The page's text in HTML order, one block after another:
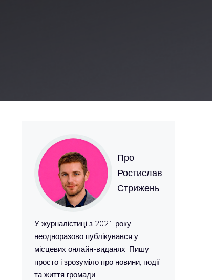
Про
Ростислав
Стрижень
У журналістиці з 2021 року,
неодноразово публікувався у
місцевих онлайн-виданях. Пишу
просто і зрозуміло про новини, події
та життя громади.